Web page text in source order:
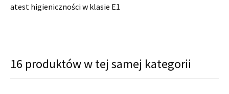
atest higieniczności w klasie E1
16 produktów w tej samej kategorii